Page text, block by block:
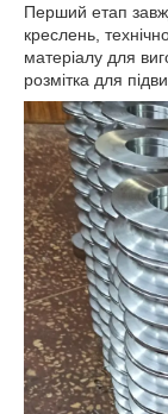
Перший етап
креслень,
матеріалу для
розмітка для